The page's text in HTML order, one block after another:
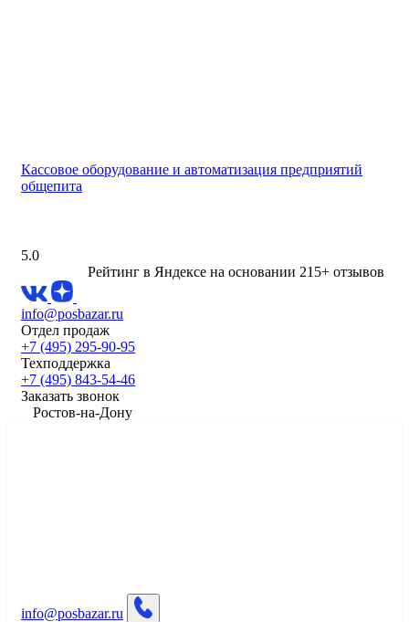
Кассовое оборудование и автоматизация предприятий
общепита
5.0
Рейтинг в Яндексе на основании 215+ отзывов
info@posbazar.ru
Отдел продаж
+7 (495) 295-90-95
Техподдержка
+7 (495) 843-54-46
Заказать звонок
​Ростов-на-Дону
info@posbazar.ru